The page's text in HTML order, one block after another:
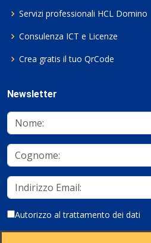
Servizi professionali HCL Domino
Consulenza ICT e Licenze
Crea gratis il tuo QrCode
Newsletter
Autorizzo al trattamento dei dati